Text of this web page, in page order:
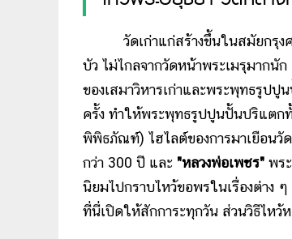
วัดเก่าแก่สร้างขึ้นในสมัยกรุงศรีอ
บัว ไม่ไกลจากวัดหน้าพระเมรุมากนั
ของเสมาวิหารเก่าและพระพุทธรูป
ครั้ง ทำให้พระพุทธรูปปูนปั้นปริแตก
พิพิธภัณฑ์) ไฮไลต์ของการมาเยือนวั
กว่า 300 ปี และ "หลวงพ่อเพชร" พร
นิยมไปกราบไหว้ขอพรในเรื่องต่าง
ที่นี่เปิดให้สักการะทุกวัน ส่วนวิธีไห